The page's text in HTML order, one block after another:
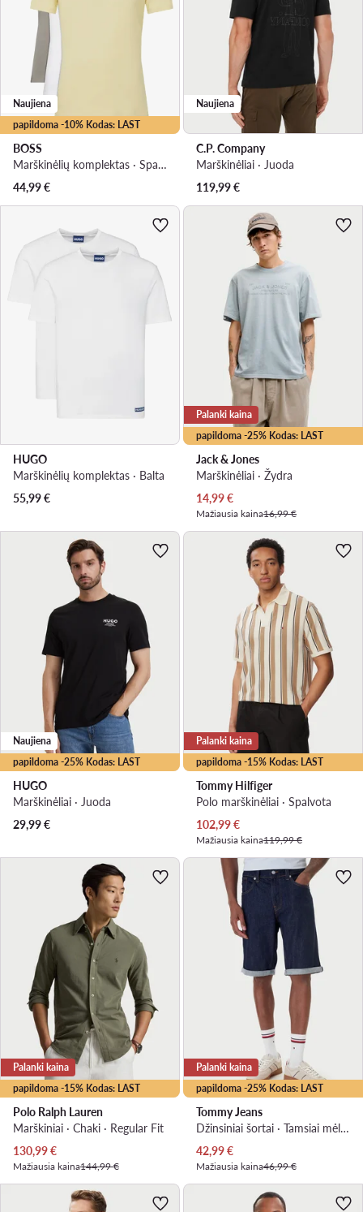
papildoma -10% Kodas: LAST
Naujiena
BOSS
Marškinėlių komplektas · Spalvota
44,99€
Naujiena
C.P. Company
Marškinėliai · Juoda
119,99€
HUGO
Marškinėlių komplektas · Balta
55,99€
papildoma -25% Kodas: LAST
Palanki kaina
Jack & Jones
Marškinėliai · Žydra
Dabartinė kaina
14,99€
Mažiausia kaina16,99 €
papildoma -25% Kodas: LAST
Naujiena
HUGO
Marškinėliai · Juoda
29,99€
papildoma -15% Kodas: LAST
Palanki kaina
Tommy Hilfiger
Polo marškinėliai · Spalvota
Dabartinė kaina
102,99€
Mažiausia kaina119,99 €
papildoma -15% Kodas: LAST
Palanki kaina
Polo Ralph Lauren
Marškiniai · Chaki · Regular Fit
Dabartinė kaina
130,99€
Mažiausia kaina144,99 €
papildoma -25% Kodas: LAST
Palanki kaina
Tommy Jeans
Džinsiniai šortai · Tamsiai mėlyna
Dabartinė kaina
42,99€
Mažiausia kaina46,99 €